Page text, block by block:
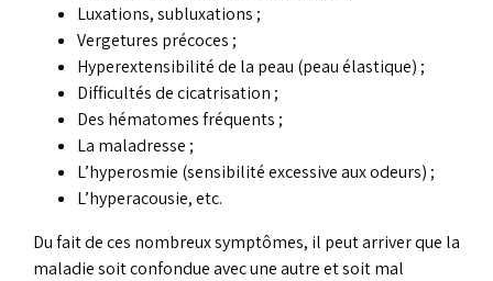
Luxations, subluxations ;
Vergetures précoces ;
Hyperextensibilité de la peau (peau élastique) ;
Difficultés de cicatrisation ;
Des hématomes fréquents ;
La maladresse ;
L’hyperosmie (sensibilité excessive aux odeurs) ;
L’hyperacousie, etc.
Du fait de ces nombreux symptômes, il peut arriver que la
maladie soit confondue avec une autre et soit mal